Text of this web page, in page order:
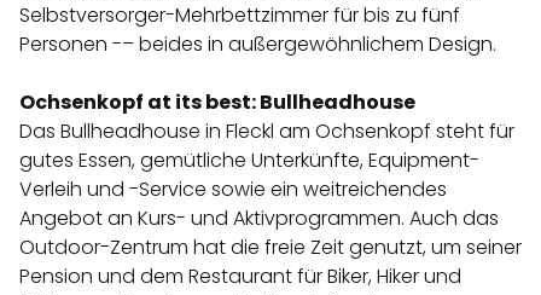
Selbstversorger-Mehrbettzimmer für bis zu fünf
Personen -– beides in außergewöhnlichem Design.
Ochsenkopf at its best: Bullheadhouse
Das Bullheadhouse in Fleckl am Ochsenkopf steht für
gutes Essen, gemütliche Unterkünfte, Equipment-
Verleih und -Service sowie ein weitreichendes
Angebot an Kurs- und Aktivprogrammen. Auch das
Outdoor-Zentrum hat die freie Zeit genutzt, um seiner
Pension und dem Restaurant für Biker, Hiker und